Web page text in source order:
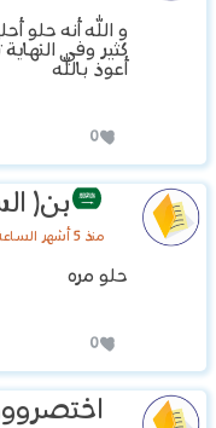
و الله أنه حلو
كثير وفي
أعوذ بالله
0
بن(
منذ 5 أشهر الساعة 23:41
حلو مره
0